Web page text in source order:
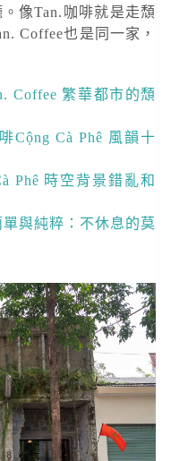
像Tan.咖啡就是走頹
Coffee也是同一家，
Coffee 繁華都市的頹
Cộng Cà Phê 風韻十
Phê 時空背景錯亂和
與純粹：不休息的莫